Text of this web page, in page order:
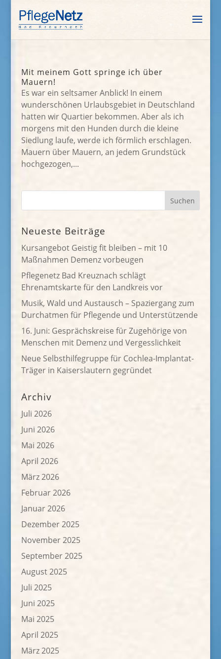
Mit meinem Gott springe ich über
Mauern!
Es war ein seltsamer Anblick! In einem
wunderschönen Urlaubsgebiet in Deutschland
hatten wir Quartier bekommen. Aber als ich
morgens mit den Hunden durch die kleine
Siedlung laufe, werde ich förmlich erschlagen.
Mauern über Mauern, an jedem Grundstück
hochgezogen,...
Neueste Beiträge
Kursangebot Geistig fit bleiben – mit 10
Maßnahmen Demenz vorbeugen
Pflegenetz Bad Kreuznach schlägt
Ehrenamtskarte für den Landkreis vor
Musik, Wald und Austausch – Spaziergang zum
Durchatmen für Pflegende und Unterstützende
16. Juni: Gesprächskreise für Zugehörige von
Menschen mit Demenz und Vergesslichkeit
Neue Selbsthilfegruppe für Cochlea-Implantat-
Träger in Kaiserslautern gegründet
Archiv
Juli 2026
Juni 2026
Mai 2026
April 2026
März 2026
Februar 2026
Januar 2026
Dezember 2025
November 2025
September 2025
August 2025
Juli 2025
Juni 2025
Mai 2025
April 2025
März 2025